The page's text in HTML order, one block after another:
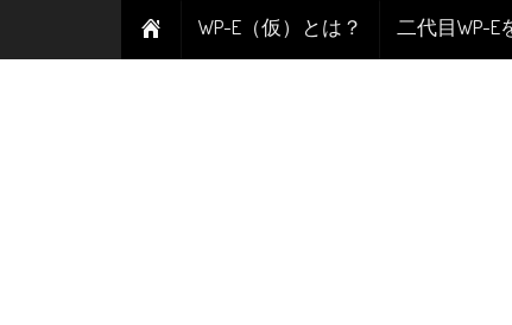
WP-E（仮）とは？ 二代目WP-E